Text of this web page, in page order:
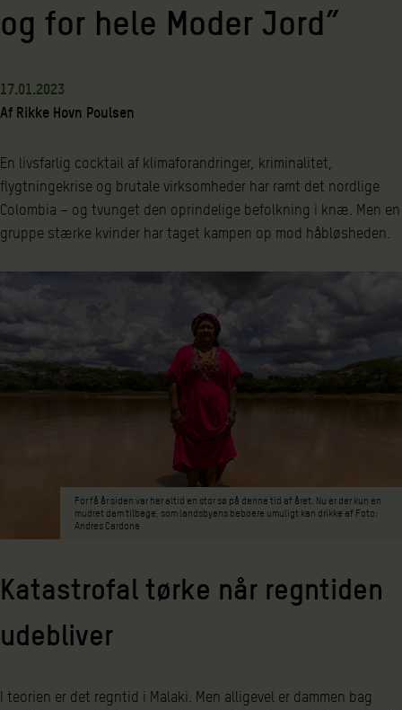
og for hele Moder Jord”
17.01.2023
Af Rikke Hovn Poulsen
En livsfarlig cocktail af klimaforandringer, kriminalitet,
flygtningekrise og brutale virksomheder har ramt det nordlige
Colombia – og tvunget den oprindelige befolkning i knæ. Men en
gruppe stærke kvinder har taget kampen op mod håbløsheden.
For få år siden var her altid en stor sø på denne tid af året. Nu er der kun en
mudret dam tilbage, som landsbyens beboere umuligt kan drikke af Foto:
Andres Cardona
Katastrofal tørke når regntiden
udebliver
I teorien er det regntid i Malaki. Men alligevel er dammen bag